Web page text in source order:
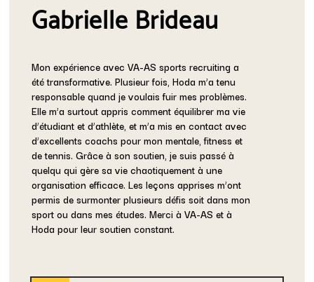
Gabrielle Brideau
Mon expérience avec VA-AS sports recruiting a
été transformative. Plusieur fois, Hoda m’a tenu
responsable quand je voulais fuir mes problèmes.
Elle m’a surtout appris comment équilibrer ma vie
d’étudiant et d’athlète, et m’a mis en contact avec
d’excellents coachs pour mon mentale, fitness et
de tennis. Grâce à son soutien, je suis passé à
quelqu qui gère sa vie chaotiquement à une
organisation efficace. Les leçons apprises m’ont
permis de surmonter plusieurs défis soit dans mon
sport ou dans mes études. Merci à VA-AS et à
Hoda pour leur soutien constant.